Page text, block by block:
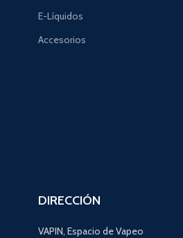
E-Líquidos
Accesorios
DIRECCIÓN
VAPIN, Espacio de Vapeo